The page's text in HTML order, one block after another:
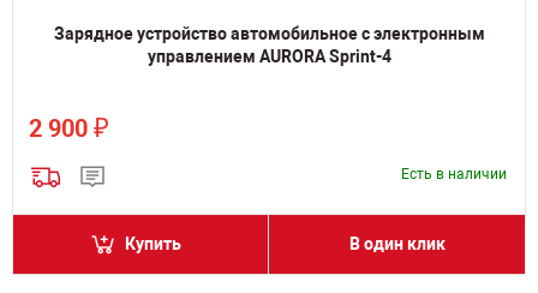
Зарядное устройство автомобильное с электронным
управлением AURORA Sprint-4
2 900 ₽
Есть в наличии
Купить В один клик